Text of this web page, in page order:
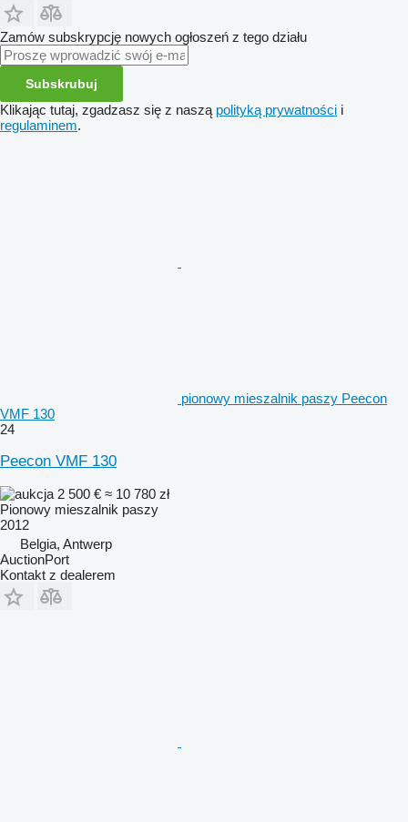
Zamów subskrypcję nowych ogłoszeń z tego działu
Subskrubuj
Klikając tutaj, zgadzasz się z naszą polityką prywatności i
regulaminem.
pionowy mieszalnik paszy Peecon
VMF 130
24
Peecon VMF 130
2 500 € ≈ 10 780 zł
Pionowy mieszalnik paszy
2012
Belgia, Antwerp
AuctionPort
Kontakt z dealerem